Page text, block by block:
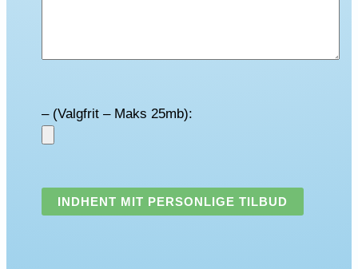
– (Valgfrit – Maks 25mb):